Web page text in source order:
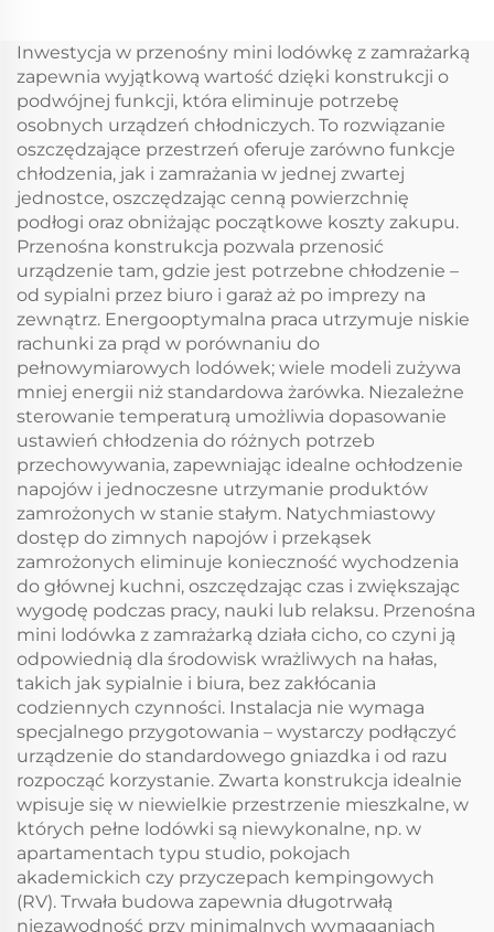
Lodówki
samochodowe
Lodówka Frzzers
Inwestycja w przenośny mini lodówkę z zamrażarką
zapewnia wyjątkową wartość dzięki konstrukcji o
podwójnej funkcji, która eliminuje potrzebę
osobnych urządzeń chłodniczych. To rozwiązanie
oszczędzające przestrzeń oferuje zarówno funkcje
chłodzenia, jak i zamrażania w jednej zwartej
jednostce, oszczędzając cenną powierzchnię
podłogi oraz obniżając początkowe koszty zakupu.
Przenośna konstrukcja pozwala przenosić
urządzenie tam, gdzie jest potrzebne chłodzenie –
od sypialni przez biuro i garaż aż po imprezy na
zewnątrz. Energooptymalna praca utrzymuje niskie
rachunki za prąd w porównaniu do
pełnowymiarowych lodówek; wiele modeli zużywa
mniej energii niż standardowa żarówka. Niezależne
sterowanie temperaturą umożliwia dopasowanie
ustawień chłodzenia do różnych potrzeb
przechowywania, zapewniając idealne ochłodzenie
napojów i jednoczesne utrzymanie produktów
zamrożonych w stanie stałym. Natychmiastowy
dostęp do zimnych napojów i przekąsek
zamrożonych eliminuje konieczność wychodzenia
do głównej kuchni, oszczędzając czas i zwiększając
wygodę podczas pracy, nauki lub relaksu. Przenośna
mini lodówka z zamrażarką działa cicho, co czyni ją
odpowiednią dla środowisk wrażliwych na hałas,
takich jak sypialnie i biura, bez zakłócania
codziennych czynności. Instalacja nie wymaga
specjalnego przygotowania – wystarczy podłączyć
urządzenie do standardowego gniazdka i od razu
rozpocząć korzystanie. Zwarta konstrukcja idealnie
wpisuje się w niewielkie przestrzenie mieszkalne, w
których pełne lodówki są niewykonalne, np. w
apartamentach typu studio, pokojach
akademickich czy przyczepach kempingowych
(RV). Trwała budowa zapewnia długotrwałą
niezawodność przy minimalnych wymaganiach